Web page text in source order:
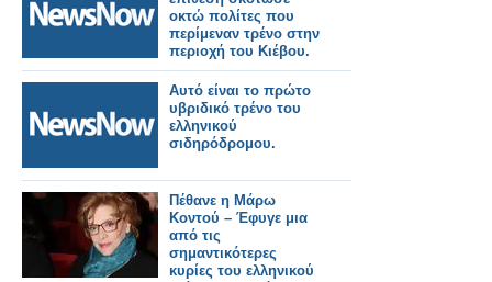
οκτώ πολίτες που
περίμεναν τρένο στην
περιοχή του Κιέβου.
Αυτό είναι το πρώτο
υβριδικό τρένο του
ελληνικού
σιδηρόδρομου.
Πέθανε η Μάρω
Κοντού – Έφυγε μια
από τις
σημαντικότερες
κυρίες του ελληνικού